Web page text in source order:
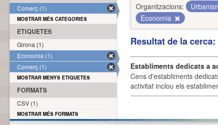
Organitzacions:
Economia
Resultat de la
Establiments dedicats a
Cens d'establiments
activitat inclou els
Comerç (1)
MOSTRAR MÉS CATEGORIES
ETIQUETES
Girona (1)
Economia (1)
Comerç (1)
MOSTRAR MENYS ETIQUETES
FORMATS
CSV (1)
MOSTRAR MÉS FORMATS